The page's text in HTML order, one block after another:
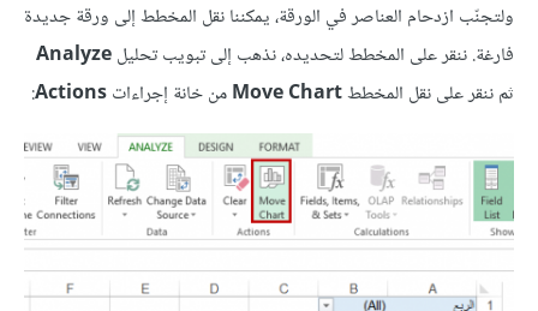
ولتجنّب ازدحام العناصر في الورقة، يمكننا نقل المخطط إلى ورقة جديدة
فارغة. ننقر على المخطط لتحديده، نذهب إلى تبويب تحليلAnalyze
ثم ننقر على نقل المخططMove Chartمن خانة إجراءاتActions
: